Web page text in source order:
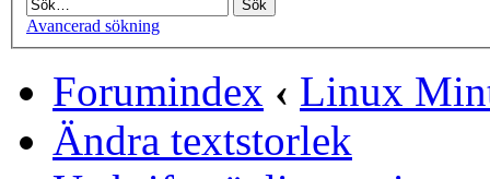
Avancerad sökning
Forumindex ‹ Linux
Ändra textstorlek